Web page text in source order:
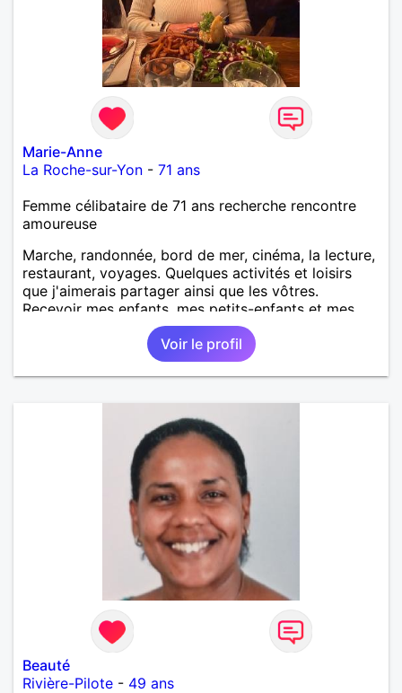
Marie-Anne
La Roche-sur-Yon - 71 ans
Femme célibataire de 71 ans recherche rencontre
amoureuse
Marche, randonnée, bord de mer, cinéma, la lecture,
restaurant, voyages. Quelques activités et loisirs
que j'aimerais partager ainsi que les vôtres.
Recevoir mes enfants, mes petits-enfants et mes
amis. Bénévolat auprès des enfants à l’école, pour le
cinéma indépendant... Se rencontrer, être à l’écoute,
échanger avec une personne de confiance, pour une
vie de partage, de tendresse. Les voyages et où
dehors des sentiers battus me raviraient. Je
m'engage à répondre à votre message. Au plaisir de
Voir le profil
Beauté
Rivière-Pilote - 49 ans